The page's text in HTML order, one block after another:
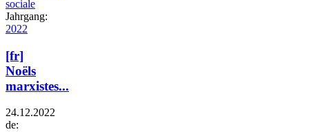
sociale
Jahrgang:
2022
[fr]
Noëls
marxistes...
24.12.2022
de: